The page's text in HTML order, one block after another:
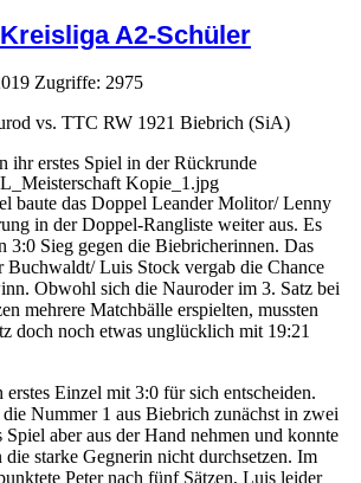
A2-Schüler
Zugriffe: 2975
vs. TTC RW 1921 Biebrich (SiA)
ihr erstes Spiel in der Rückrunde
baute das Doppel Leander Molitor/ Lenny
in der Doppel-Rangliste weiter aus. Es
3:0 Sieg gegen die Biebricherinnen. Das
Buchwaldt/ Luis Stock vergab die Chance
Obwohl sich die Nauroder im 3. Satz bei
mehrere Matchbälle erspielten, mussten
doch noch etwas unglücklich mit 19:21
erstes Einzel mit 3:0 für sich entscheiden.
Nummer 1 aus Biebrich zunächst in zwei
Spiel aber aus der Hand nehmen und konnte
die starke Gegnerin nicht durchsetzen. Im
Peter nach fünf Sätzen, Luis leider